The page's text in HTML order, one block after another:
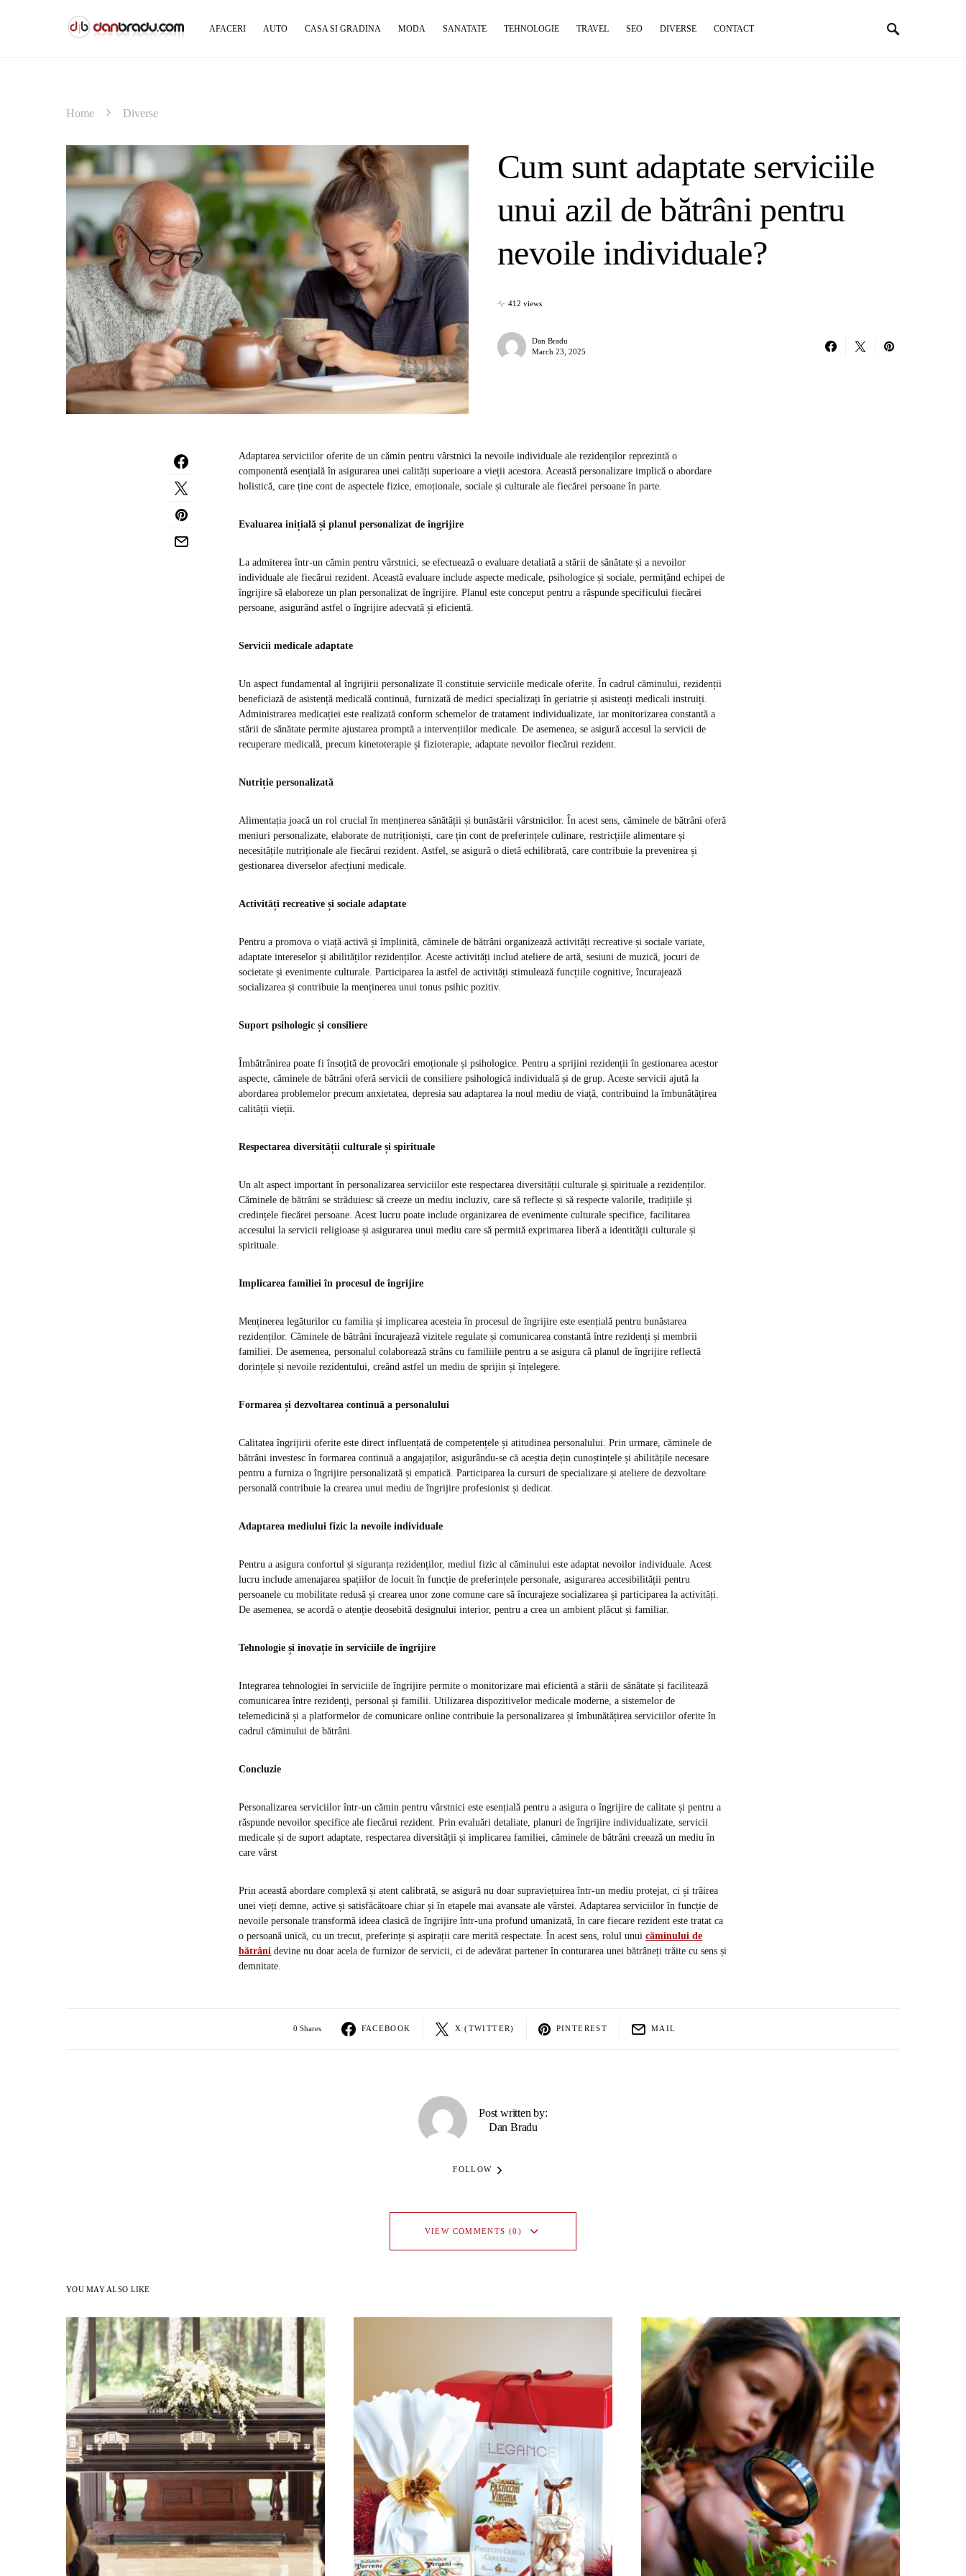
AFACERI AUTO CASA SI GRADINA MODA SANATATE TEHNOLOGIE TRAVEL SEO DIVERSE CONTACT
Home Diverse
Cum sunt adaptate serviciile
unui azil de bătrâni pentru
nevoile individuale?
412 views
Dan Bradu
March 23, 2025
Adaptarea serviciilor oferite de un cămin pentru vârstnici la nevoile individuale ale rezidenților reprezintă o
componentă esențială în asigurarea unei calități superioare a vieții acestora. Această personalizare implică o abordare
holistică, care ține cont de aspectele fizice, emoționale, sociale și culturale ale fiecărei persoane în parte.
Evaluarea inițială și planul personalizat de îngrijire
La admiterea într-un cămin pentru vârstnici, se efectuează o evaluare detaliată a stării de sănătate și a nevoilor
individuale ale fiecărui rezident. Această evaluare include aspecte medicale, psihologice și sociale, permițând echipei de
îngrijire să elaboreze un plan personalizat de îngrijire. Planul este conceput pentru a răspunde specificului fiecărei
persoane, asigurând astfel o îngrijire adecvată și eficientă.
Servicii medicale adaptate
Un aspect fundamental al îngrijirii personalizate îl constituie serviciile medicale oferite. În cadrul căminului, rezidenții
beneficiază de asistență medicală continuă, furnizată de medici specializați în geriatrie și asistenți medicali instruiți.
Administrarea medicației este realizată conform schemelor de tratament individualizate, iar monitorizarea constantă a
stării de sănătate permite ajustarea promptă a intervențiilor medicale. De asemenea, se asigură accesul la servicii de
recuperare medicală, precum kinetoterapie și fizioterapie, adaptate nevoilor fiecărui rezident.
Nutriție personalizată
Alimentația joacă un rol crucial în menținerea sănătății și bunăstării vârstnicilor. În acest sens, căminele de bătrâni oferă
meniuri personalizate, elaborate de nutriționiști, care țin cont de preferințele culinare, restricțiile alimentare și
necesitățile nutriționale ale fiecărui rezident. Astfel, se asigură o dietă echilibrată, care contribuie la prevenirea și
gestionarea diverselor afecțiuni medicale.
Activități recreative și sociale adaptate
Pentru a promova o viață activă și împlinită, căminele de bătrâni organizează activități recreative și sociale variate,
adaptate intereselor și abilităților rezidenților. Aceste activități includ ateliere de artă, sesiuni de muzică, jocuri de
societate și evenimente culturale. Participarea la astfel de activități stimulează funcțiile cognitive, încurajează
socializarea și contribuie la menținerea unui tonus psihic pozitiv.
Suport psihologic și consiliere
Îmbătrânirea poate fi însoțită de provocări emoționale și psihologice. Pentru a sprijini rezidenții în gestionarea acestor
aspecte, căminele de bătrâni oferă servicii de consiliere psihologică individuală și de grup. Aceste servicii ajută la
abordarea problemelor precum anxietatea, depresia sau adaptarea la noul mediu de viață, contribuind la îmbunătățirea
calității vieții.
Respectarea diversității culturale și spirituale
Un alt aspect important în personalizarea serviciilor este respectarea diversității culturale și spirituale a rezidenților.
Căminele de bătrâni se străduiesc să creeze un mediu incluziv, care să reflecte și să respecte valorile, tradițiile și
credințele fiecărei persoane. Acest lucru poate include organizarea de evenimente culturale specifice, facilitarea
accesului la servicii religioase și asigurarea unui mediu care să permită exprimarea liberă a identității culturale și
spirituale.
Implicarea familiei în procesul de îngrijire
Menținerea legăturilor cu familia și implicarea acesteia în procesul de îngrijire este esențială pentru bunăstarea
rezidenților. Căminele de bătrâni încurajează vizitele regulate și comunicarea constantă între rezidenți și membrii
familiei. De asemenea, personalul colaborează strâns cu familiile pentru a se asigura că planul de îngrijire reflectă
dorințele și nevoile rezidentului, creând astfel un mediu de sprijin și înțelegere.
Formarea și dezvoltarea continuă a personalului
Calitatea îngrijirii oferite este direct influențată de competențele și atitudinea personalului. Prin urmare, căminele de
bătrâni investesc în formarea continuă a angajaților, asigurându-se că aceștia dețin cunoștințele și abilitățile necesare
pentru a furniza o îngrijire personalizată și empatică. Participarea la cursuri de specializare și ateliere de dezvoltare
personală contribuie la crearea unui mediu de îngrijire profesionist și dedicat.
Adaptarea mediului fizic la nevoile individuale
Pentru a asigura confortul și siguranța rezidenților, mediul fizic al căminului este adaptat nevoilor individuale. Acest
lucru include amenajarea spațiilor de locuit în funcție de preferințele personale, asigurarea accesibilității pentru
persoanele cu mobilitate redusă și crearea unor zone comune care să încurajeze socializarea și participarea la activități.
De asemenea, se acordă o atenție deosebită designului interior, pentru a crea un ambient plăcut și familiar.
Tehnologie și inovație în serviciile de îngrijire
Integrarea tehnologiei în serviciile de îngrijire permite o monitorizare mai eficientă a stării de sănătate și facilitează
comunicarea între rezidenți, personal și familii. Utilizarea dispozitivelor medicale moderne, a sistemelor de
telemedicină și a platformelor de comunicare online contribuie la personalizarea și îmbunătățirea serviciilor oferite în
cadrul căminului de bătrâni.
Concluzie
Personalizarea serviciilor într-un cămin pentru vârstnici este esențială pentru a asigura o îngrijire de calitate și pentru a
răspunde nevoilor specifice ale fiecărui rezident. Prin evaluări detaliate, planuri de îngrijire individualizate, servicii
medicale și de suport adaptate, respectarea diversității și implicarea familiei, căminele de bătrâni creează un mediu în
care vârst
Prin această abordare complexă și atent calibrată, se asigură nu doar supraviețuirea într-un mediu protejat, ci și trăirea
unei vieți demne, active și satisfăcătoare chiar și în etapele mai avansate ale vârstei. Adaptarea serviciilor în funcție de
nevoile personale transformă ideea clasică de îngrijire într-una profund umanizată, în care fiecare rezident este tratat ca
o persoană unică, cu un trecut, preferințe și aspirații care merită respectate. În acest sens, rolul unui căminului de
bătrâni devine nu doar acela de furnizor de servicii, ci de adevărat partener în conturarea unei bătrâneți trăite cu sens și
demnitate.
0 Shares FACEBOOK X (TWITTER) PINTEREST MAIL
Post written by:
Dan Bradu
FOLLOW
VIEW COMMENTS (0)
YOU MAY ALSO LIKE